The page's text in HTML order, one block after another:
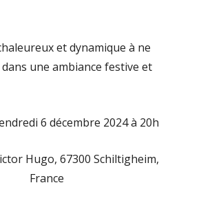
et dynamique à ne
une ambiance festive et
6 décembre 2024 à 20h
Hugo, 67300 Schiltigheim,
France